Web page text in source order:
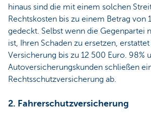
hinaus sind die mit einem solchen
Rechtskosten bis zu einem Betrag von
gedeckt. Selbst wenn die Gegenpartei
ist, Ihren Schaden zu ersetzen, erstattet
Versicherung bis zu 12 500 Euro. 98%
Autoversicherungskunden schließen
Rechtsschutzversicherung ab.
2. Fahrerschutzversicherung